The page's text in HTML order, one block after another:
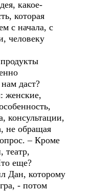
какое-
которая
с начала, с
человеку
даст?
женские,
консультации,
не обращая
– Кроме
театр,
еще?
Дан, которому
- потом